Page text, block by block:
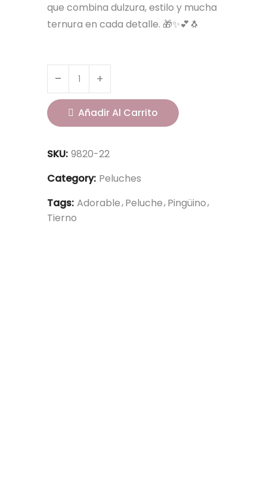
que combina dulzura, estilo y mucha
ternura en cada detalle. 🎁✨💕🐧
Añadir Al Carrito
SKU: 9820-22
Category: Peluches
Tags: Adorable Peluche Pingüino
Tierno